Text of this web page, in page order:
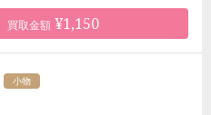
買取金額¥1,150
小物